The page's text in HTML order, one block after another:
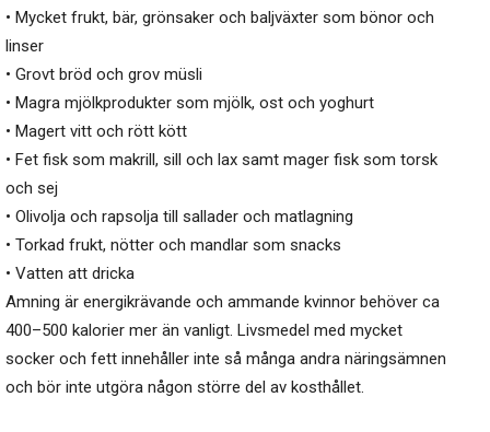
• Mycket frukt, bär, grönsaker och baljväxter som bönor och
linser
• Grovt bröd och grov müsli
• Magra mjölkprodukter som mjölk, ost och yoghurt
• Magert vitt och rött kött
• Fet fisk som makrill, sill och lax samt mager fisk som torsk
och sej
• Olivolja och rapsolja till sallader och matlagning
• Torkad frukt, nötter och mandlar som snacks
• Vatten att dricka
Amning är energikrävande och ammande kvinnor behöver ca
400–500 kalorier mer än vanligt. Livsmedel med mycket
socker och fett innehåller inte så många andra näringsämnen
och bör inte utgöra någon större del av kosthållet.